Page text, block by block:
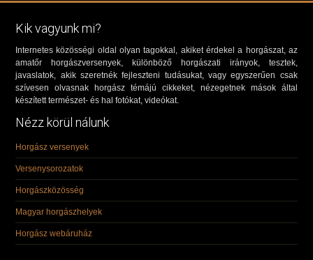
Kik vagyunk mi?
Internetes közösségi oldal olyan tagokkal, akiket érdekel a horgászat, az
amatőr horgászversenyek, különböző horgászati irányok, tesztek,
javaslatok, akik szeretnék fejleszteni tudásukat, vagy egyszerűen csak
szívesen olvasnak horgász témájú cikkeket, nézegetnek mások által
készített természet- és hal fotókat, videókat.
Nézz körül nálunk
Horgász versenyek
Versenysorozatok
Horgászközösség
Magyar horgászhelyek
Horgász webáruház